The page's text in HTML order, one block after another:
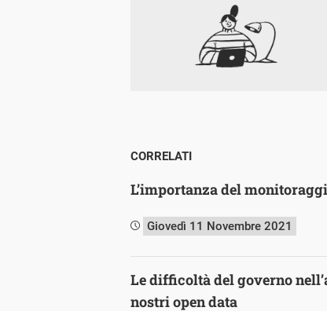
CORRELATI
L’importanza del
Giovedì 11 Novembre 2021
Le difficoltà del governo
nostri open data